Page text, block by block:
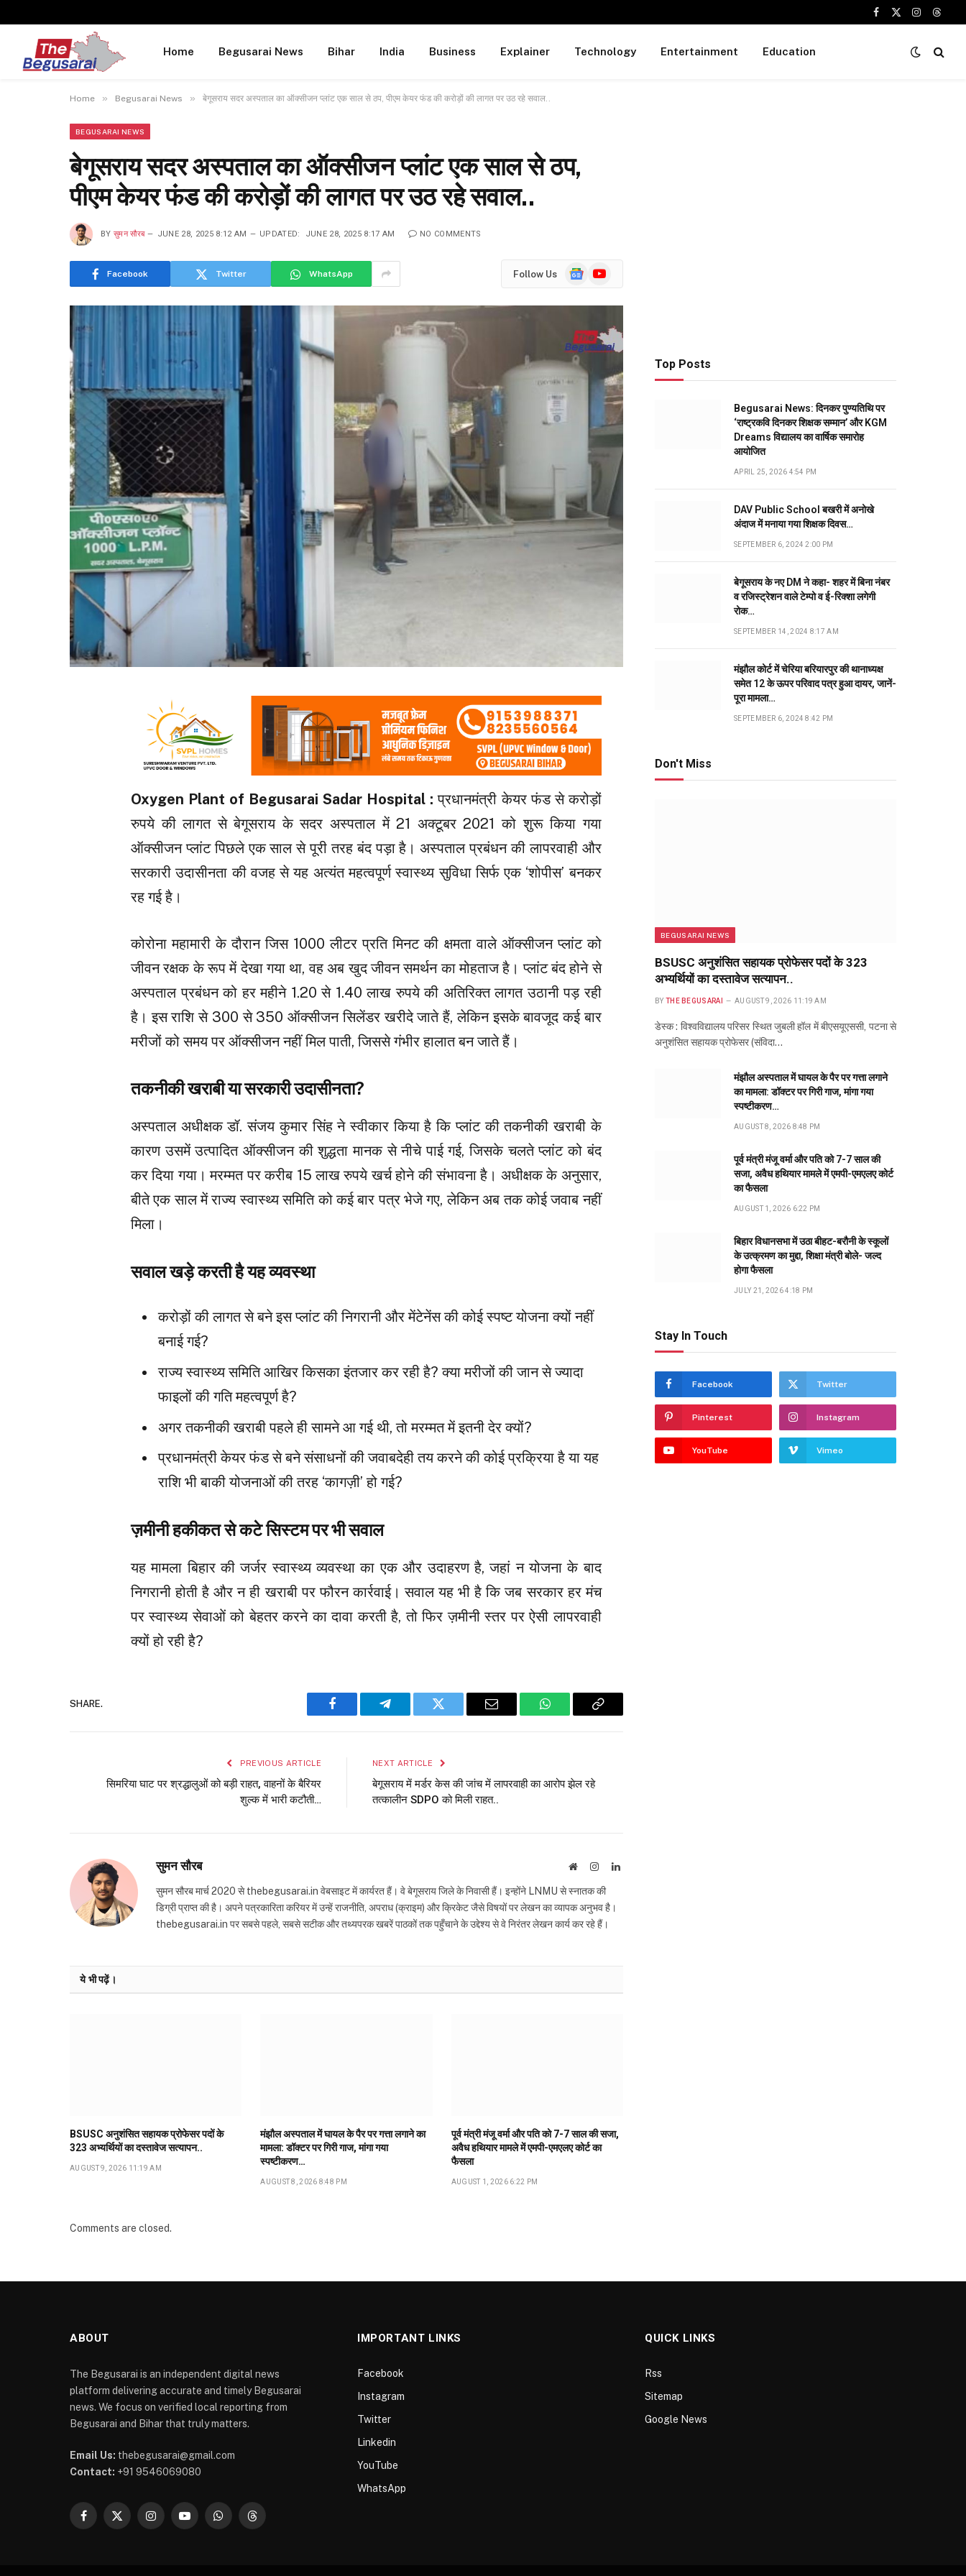
Facebook
X
Instagram
Home Begusarai News Bihar India Business Explainer Technology Entertainment Education
Home » Begusarai News » बेगूसराय सदर अस्पताल का ऑक्सीजन प्लांट एक साल से ठप, पीएम केयर फंड की करोड़ों की लागत पर उठ रहे सवाल..
BEGUSARAI NEWS
बेगूसराय सदर अस्पताल का ऑक्सीजन प्लांट एक साल से ठप,
पीएम केयर फंड की करोड़ों की लागत पर उठ रहे सवाल..
BY सुमन सौरब JUNE 28, 2025 8:12 AM UPDATED: JUNE 28, 2025 8:17 AM NO COMMENTS
Facebook Twitter WhatsApp Follow Us
GoogleYouTube
Oxygen Plant of Begusarai Sadar Hospital :प्रधानमंत्री केयर फंड से करोड़ों
रुपये की लागत से बेगूसराय के सदर अस्पताल में 21 अक्टूबर 2021 को शुरू किया गया
ऑक्सीजन प्लांट पिछले एक साल से पूरी तरह बंद पड़ा है। अस्पताल प्रबंधन की लापरवाही और
सरकारी उदासीनता की वजह से यह अत्यंत महत्वपूर्ण स्वास्थ्य सुविधा सिर्फ एक ‘शोपीस’ बनकर
रह गई है।
कोरोना महामारी के दौरान जिस 1000 लीटर प्रति मिनट की क्षमता वाले ऑक्सीजन प्लांट को
जीवन रक्षक के रूप में देखा गया था, वह अब खुद जीवन समर्थन का मोहताज है। प्लांट बंद होने से
अस्पताल प्रबंधन को हर महीने 1.20 से 1.40 लाख रुपये की अतिरिक्त लागत उठानी पड़ रही
है। इस राशि से 300 से 350 ऑक्सीजन सिलेंडर खरीदे जाते हैं, लेकिन इसके बावजूद कई बार
मरीजों को समय पर ऑक्सीजन नहीं मिल पाती, जिससे गंभीर हालात बन जाते हैं।
तकनीकी खराबी या सरकारी उदासीनता?
अस्पताल अधीक्षक डॉ. संजय कुमार सिंह ने स्वीकार किया है कि प्लांट की तकनीकी खराबी के
कारण उसमें उत्पादित ऑक्सीजन की शुद्धता मानक से नीचे पाई गई, जिसके चलते प्लांट को बंद
कर दिया गया। मरम्मत पर करीब 15 लाख रुपये खर्च होने की संभावना है। अधीक्षक के अनुसार,
बीते एक साल में राज्य स्वास्थ्य समिति को कई बार पत्र भेजे गए, लेकिन अब तक कोई जवाब नहीं
मिला।
सवाल खड़े करती है यह व्यवस्था
करोड़ों की लागत से बने इस प्लांट की निगरानी और मेंटेनेंस की कोई स्पष्ट योजना क्यों नहीं
बनाई गई?
राज्य स्वास्थ्य समिति आखिर किसका इंतजार कर रही है? क्या मरीजों की जान से ज्यादा
फाइलों की गति महत्वपूर्ण है?
अगर तकनीकी खराबी पहले ही सामने आ गई थी, तो मरम्मत में इतनी देर क्यों?
प्रधानमंत्री केयर फंड से बने संसाधनों की जवाबदेही तय करने की कोई प्रक्रिया है या यह
राशि भी बाकी योजनाओं की तरह ‘कागज़ी’ हो गई?
ज़मीनी हकीकत से कटे सिस्टम पर भी सवाल
यह मामला बिहार की जर्जर स्वास्थ्य व्यवस्था का एक और उदाहरण है, जहां न योजना के बाद
निगरानी होती है और न ही खराबी पर फौरन कार्रवाई। सवाल यह भी है कि जब सरकार हर मंच
पर स्वास्थ्य सेवाओं को बेहतर करने का दावा करती है, तो फिर ज़मीनी स्तर पर ऐसी लापरवाही
क्यों हो रही है?
SHARE.
Facebook Telegram Twitter Email WhatsAppCopy
PREVIOUS ARTICLE
सिमरिया घाट पर श्रद्धालुओं को बड़ी राहत, वाहनों के बैरियर
शुल्क में भारी कटौती…
NEXT ARTICLE
बेगूसराय में मर्डर केस की जांच में लापरवाही का आरोप झेल रहे
तत्कालीन SDPO को मिली राहत..
सुमन सौरब WebsiteInstagramLinkedIn
सुमन सौरब मार्च 2020 से thebegusarai.in वेबसाइट में कार्यरत हैं। वे बेगूसराय जिले के निवासी हैं। इन्होंने LNMU से स्नातक की
डिग्री प्राप्त की है। अपने पत्रकारिता करियर में उन्हें राजनीति, अपराध (क्राइम) और क्रिकेट जैसे विषयों पर लेखन का व्यापक अनुभव है।
thebegusarai.in पर सबसे पहले, सबसे सटीक और तथ्यपरक खबरें पाठकों तक पहुँचाने के उद्देश्य से वे निरंतर लेखन कार्य कर रहे हैं।
ये भी पढ़ें।
BSUSC अनुशंसित सहायक प्रोफेसर पदों के
323 अभ्यर्थियों का दस्तावेज सत्यापन..
AUGUST 9, 2026 11:19 AM
मंझौल अस्पताल में घायल के पैर पर गत्ता लगाने का
मामला: डॉक्टर पर गिरी गाज, मांगा गया
स्पष्टीकरण…
AUGUST 8, 2026 8:48 PM
पूर्व मंत्री मंजू वर्मा और पति को 7-7 साल की सजा,
अवैध हथियार मामले में एमपी-एमएलए कोर्ट का
फैसला
AUGUST 1, 2026 6:22 PM
Comments are closed.
Top Posts
Begusarai News: दिनकर पुण्यतिथि पर
‘राष्ट्रकवि दिनकर शिक्षक सम्मान’ और KGM
Dreams विद्यालय का वार्षिक समारोह
आयोजित
APRIL 25, 2026 4:54 PM
DAV Public School बखरी में अनोखे
अंदाज में मनाया गया शिक्षक दिवस…
SEPTEMBER 6, 2024 2:00 PM
बेगूसराय के नए DM ने कहा- शहर में बिना नंबर
व रजिस्ट्रेशन वाले टेम्पो व ई-रिक्शा लगेगी
रोक…
SEPTEMBER 14, 2024 8:17 AM
मंझौल कोर्ट में चेरिया बरियारपुर की थानाध्यक्ष
समेत 12 के ऊपर परिवाद पत्र हुआ दायर, जानें-
पूरा मामला…
SEPTEMBER 6, 2024 8:42 PM
Don't Miss
BEGUSARAI NEWS
BSUSC अनुशंसित सहायक प्रोफेसर पदों के 323
अभ्यर्थियों का दस्तावेज सत्यापन..
BY THE BEGUSARAI AUGUST 9, 2026 11:19 AM
डेस्क : विश्वविद्यालय परिसर स्थित जुबली हॉल में बीएसयूएससी, पटना से
अनुशंसित सहायक प्रोफेसर (संविदा…
मंझौल अस्पताल में घायल के पैर पर गत्ता लगाने
का मामला: डॉक्टर पर गिरी गाज, मांगा गया
स्पष्टीकरण…
AUGUST 8, 2026 8:48 PM
पूर्व मंत्री मंजू वर्मा और पति को 7-7 साल की
सजा, अवैध हथियार मामले में एमपी-एमएलए कोर्ट
का फैसला
AUGUST 1, 2026 6:22 PM
बिहार विधानसभा में उठा बीहट-बरौनी के स्कूलों
के उत्क्रमण का मुद्दा, शिक्षा मंत्री बोले- जल्द
होगा फैसला
JULY 21, 2026 4:18 PM
Stay In Touch
Facebook Twitter
Pinterest Instagram
YouTube Vimeo
ABOUT
The Begusarai is an independent digital news
platform delivering accurate and timely Begusarai
news. We focus on verified local reporting from
Begusarai and Bihar that truly matters.
Email Us: thebegusarai@gmail.com
Contact: +91 9546069080
Facebook
X
InstagramYouTubeWhatsAppThreads
IMPORTANT LINKS
Facebook
Instagram
Twitter
Linkedin
YouTube
WhatsApp
QUICK LINKS
Rss
Sitemap
Google News